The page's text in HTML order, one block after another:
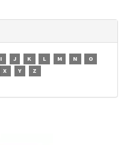
I J K L M N
O
X Y Z